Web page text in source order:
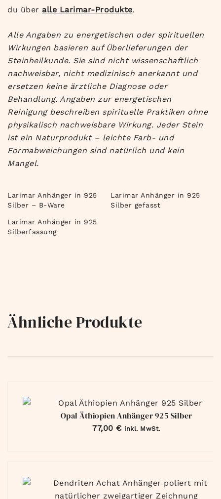
du über alle Larimar-Produkte.
Alle Angaben zu energetischen oder spirituellen
Wirkungen basieren auf Überlieferungen der
Steinheilkunde. Sie sind nicht wissenschaftlich
nachweisbar, nicht medizinisch anerkannt und
ersetzen keine ärztliche Diagnose oder
Behandlung. Angaben zur energetischen
Reinigung beschreiben spirituelle Praktiken ohne
physikalisch nachweisbare Wirkung. Jeder Stein
ist ein Naturprodukt – leichte Farb- und
Formabweichungen sind natürlich und kein
Mangel.
Larimar Anhänger in 925
Silber – B-Ware
Larimar Anhänger in 925
Silber gefasst
Larimar Anhänger in 925
Silberfassung
Ähnliche Produkte
Opal Äthiopien Anhänger 925 Silber
77,00 € inkl. MwSt.